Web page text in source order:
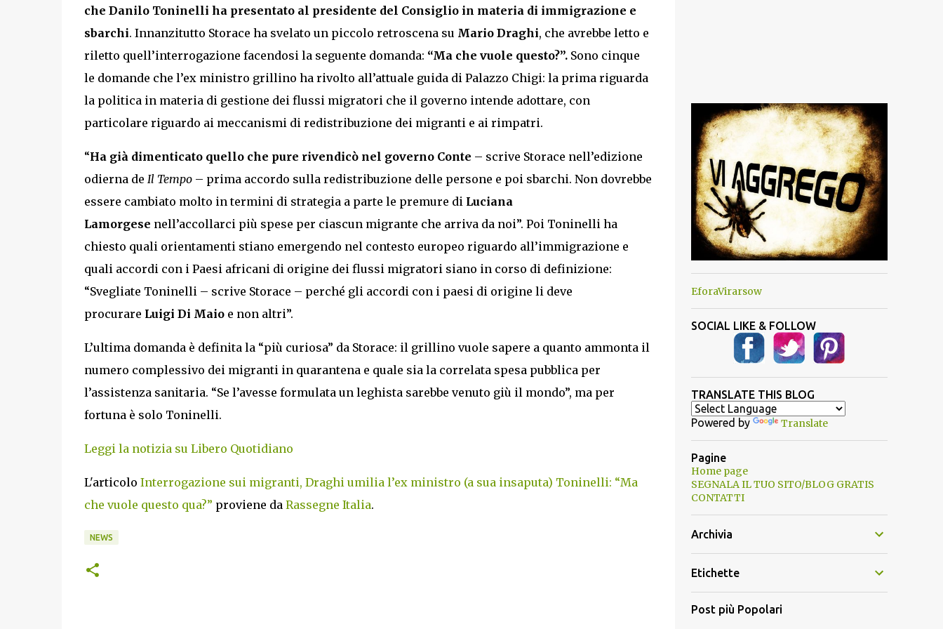
che Danilo Toninelli ha presentato al presidente del Consiglio in materia di immigrazione e
sbarchi. Innanzitutto Storace ha svelato un piccolo retroscena su Mario Draghi, che avrebbe letto e
riletto quell’interrogazione facendosi la seguente domanda: “Ma che vuole questo?”.Sono cinque
le domande che l’ex ministro grillino ha rivolto all’attuale guida di Palazzo Chigi: la prima riguarda
la politica in materia di gestione dei flussi migratori che il governo intende adottare, con
particolare riguardo ai meccanismi di redistribuzione dei migranti e ai rimpatri.
“Ha già dimenticato quello che pure rivendicò nel governo Conte – scrive Storace nell’edizione
odierna de Il Tempo– prima accordo sulla redistribuzione delle persone e poi sbarchi. Non dovrebbe
essere cambiato molto in termini di strategia a parte le premure di Luciana
Lamorgese nell’accollarci più spese per ciascun migrante che arriva da noi”. Poi Toninelli ha
chiesto quali orientamenti stiano emergendo nel contesto europeo riguardo all’immigrazione e
quali accordi con i Paesi africani di origine dei flussi migratori siano in corso di definizione:
“Svegliate Toninelli – scrive Storace – perché gli accordi con i paesi di origine li deve
procurare Luigi Di Maioe non altri”.
L’ultima domanda è definita la “più curiosa” da Storace: il grillino vuole sapere a quanto ammonta il
numero complessivo dei migranti in quarantena e quale sia la correlata spesa pubblica per
l’assistenza sanitaria. “Se l’avesse formulata un leghista sarebbe venuto giù il mondo”, ma per
fortuna è solo Toninelli.
Leggi la notizia su Libero Quotidiano
L'articolo Interrogazione sui migranti, Draghi umilia l’ex ministro (a sua insaputa) Toninelli: “Ma
che vuole questo qua?” proviene da Rassegne Italia.
NEWS
EforaVirarsow
SOCIAL LIKE & FOLLOW
TRANSLATE THIS BLOG
Powered by Translate
Pagine
Home page
SEGNALA IL TUO SITO/BLOG GRATIS
CONTATTI
Archivia
Etichette
Post più Popolari